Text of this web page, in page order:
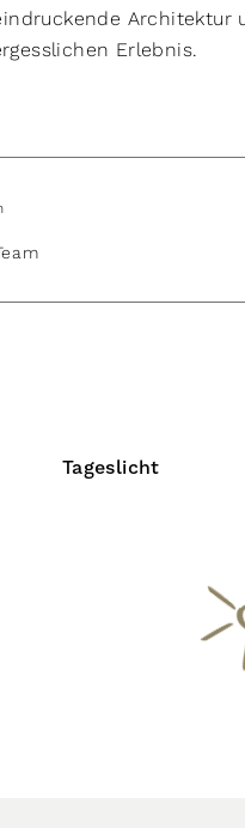
Erlebnis.
Tageslicht